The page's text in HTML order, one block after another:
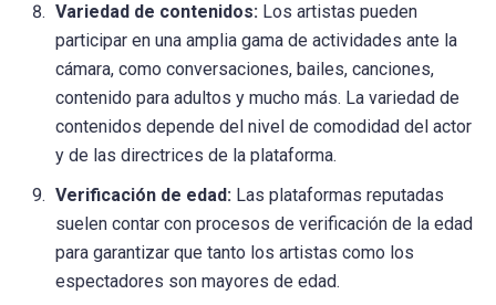
Variedad de contenidos: Los artistas pueden
participar en una amplia gama de actividades ante la
cámara, como conversaciones, bailes, canciones,
contenido para adultos y mucho más. La variedad de
contenidos depende del nivel de comodidad del actor
y de las directrices de la plataforma.
Verificación de edad: Las plataformas reputadas
suelen contar con procesos de verificación de la edad
para garantizar que tanto los artistas como los
espectadores son mayores de edad.